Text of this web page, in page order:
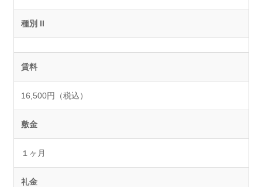
種別 II
賃料
16,500円（税込）
敷金
１ヶ月
礼金